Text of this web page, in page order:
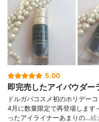
5.00
即完売したアイパウダー
ドルガバコスメ初のホリデー
4月に数量限定で再登場しま
ったアイライナーあまりの…続